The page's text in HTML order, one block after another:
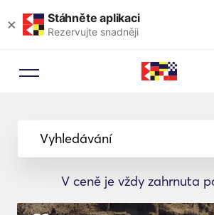
× Stáhněte aplikaci
Rezervujte snadněji
Vyhledávání
V ceně je vždy zahrnuta